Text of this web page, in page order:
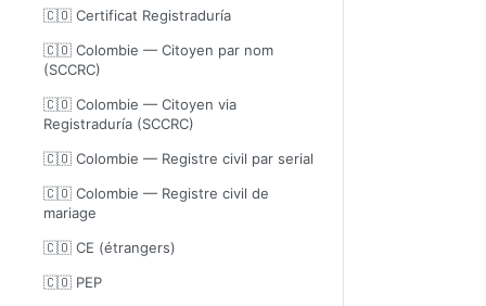
🇨🇴 Certificat Registraduría
🇨🇴 Colombie — Citoyen par nom
(SCCRC)
🇨🇴 Colombie — Citoyen via
Registraduría (SCCRC)
🇨🇴 Colombie — Registre civil par serial
🇨🇴 Colombie — Registre civil de
mariage
🇨🇴 CE (étrangers)
🇨🇴 PEP